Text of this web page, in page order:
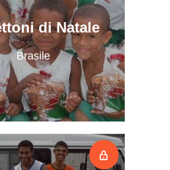
di Natale
Brasile